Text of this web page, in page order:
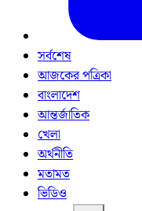
সর্বশেষ
আজকের পত্রিকা
বাংলাদেশ
আন্তর্জাতিক
খেলা
অর্থনীতি
মতামত
ভিডিও